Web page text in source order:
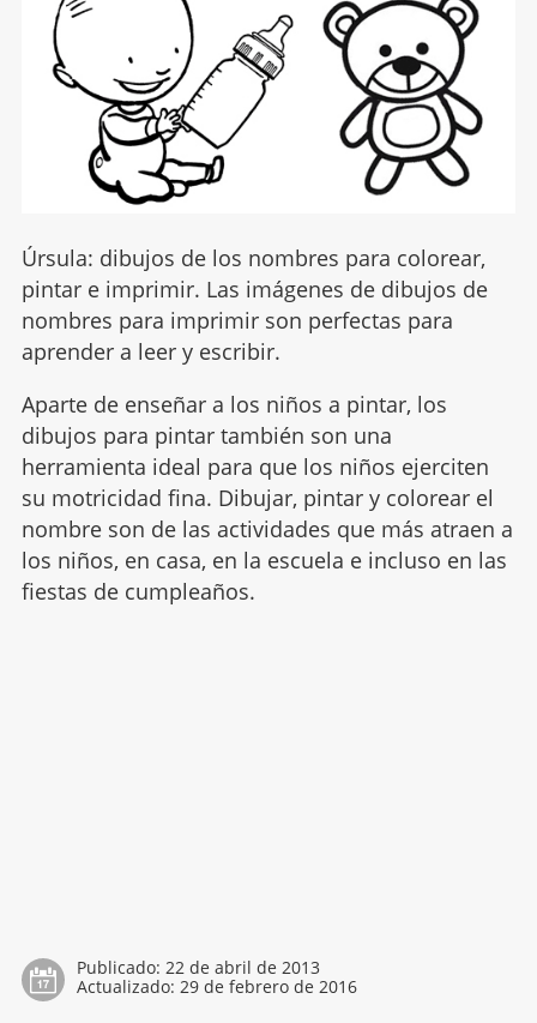
Úrsula: dibujos de los nombres para colorear,
pintar e imprimir. Las imágenes de dibujos de
nombres para imprimir son perfectas para
aprender a leer y escribir.
Aparte de enseñar a los niños a pintar, los
dibujos para pintar también son una
herramienta ideal para que los niños ejerciten
su motricidad fina. Dibujar, pintar y colorear el
nombre son de las actividades que más atraen a
los niños, en casa, en la escuela e incluso en las
fiestas de cumpleaños.
Publicado: 22 de abril de 2013
Actualizado: 29 de febrero de 2016